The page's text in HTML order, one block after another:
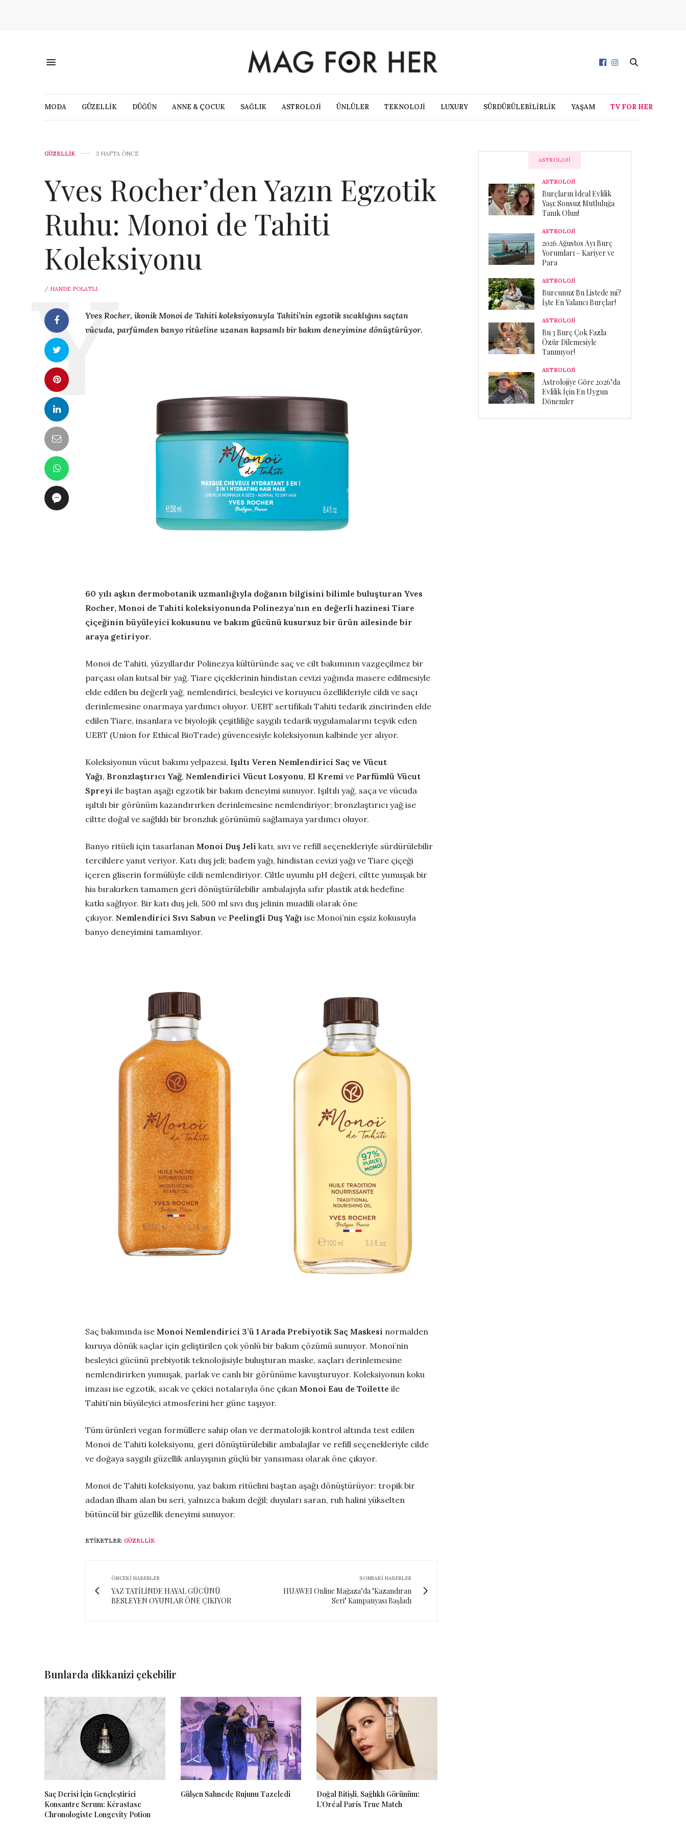
MODA GÜZELLİK DÜĞÜN ANNE & ÇOCUK SAĞLIK ASTROLOJİ ÜNLÜLER TEKNOLOJİ LUXURY SÜRDÜRÜLEBİLİRLİK YAŞAM TV FOR HER
GÜZELLİK 3 HAFTA ÖNCE
Yves Rocher’den Yazın Egzotik
Ruhu: Monoi de Tahiti
Koleksiyonu
/ HANDE POLATLI
Yves Rocher, ikonik Monoi de Tahiti koleksiyonuyla Tahiti’nin egzotik sıcaklığını saçtan
vücuda, parfümden banyo ritüeline uzanan kapsamlı bir bakım deneyimine dönüştürüyor.
60 yılı aşkın dermobotanik uzmanlığıyla doğanın bilgisini bilimle buluşturan Yves
Rocher, Monoi de Tahiti koleksiyonunda Polinezya’nın en değerli hazinesi Tiare
çiçeğinin büyüleyici kokusunu ve bakım gücünü kusursuz bir ürün ailesinde bir
araya getiriyor.
Monoi de Tahiti, yüzyıllardır Polinezya kültüründe saç ve cilt bakımının vazgeçilmez bir
parçası olan kutsal bir yağ. Tiare çiçeklerinin hindistan cevizi yağında masere edilmesiyle
elde edilen bu değerli yağ, nemlendirici, besleyici ve koruyucu özellikleriyle cildi ve saçı
derinlemesine onarmaya yardımcı oluyor. UEBT sertifikalı Tahiti tedarik zincirinden elde
edilen Tiare, insanlara ve biyolojik çeşitliliğe saygılı tedarik uygulamalarını teşvik eden
UEBT (Union for Ethical BioTrade) güvencesiyle koleksiyonun kalbinde yer alıyor.
Koleksiyonun vücut bakımı yelpazesi, Işıltı Veren Nemlendirici Saç ve Vücut
Yağı, Bronzlaştırıcı Yağ, Nemlendirici Vücut Losyonu, El Kremi ve Parfümlü Vücut
Spreyi ile baştan aşağı egzotik bir bakım deneyimi sunuyor. Işıltılı yağ, saça ve vücuda
ışıltılı bir görünüm kazandırırken derinlemesine nemlendiriyor; bronzlaştırıcı yağ ise
ciltte doğal ve sağlıklı bir bronzluk görünümü sağlamaya yardımcı oluyor.
Banyo ritüeli için tasarlanan Monoi Duş Jeli katı, sıvı ve refill seçenekleriyle sürdürülebilir
tercihlere yanıt veriyor. Katı duş jeli; badem yağı, hindistan cevizi yağı ve Tiare çiçeği
içeren gliserin formülüyle cildi nemlendiriyor. Ciltle uyumlu pH değeri, ciltte yumuşak bir
his bırakırken tamamen geri dönüştürülebilir ambalajıyla sıfır plastik atık hedefine
katkı sağlıyor. Bir katı duş jeli, 500 ml sıvı duş jelinin muadili olarak öne
çıkıyor. Nemlendirici Sıvı Sabun ve Peelingli Duş Yağı ise Monoi’nin eşsiz kokusuyla
banyo deneyimini tamamlıyor.
Saç bakımında ise Monoi Nemlendirici 3’ü 1 Arada Prebiyotik Saç Maskesi normalden
kuruya dönük saçlar için geliştirilen çok yönlü bir bakım çözümü sunuyor. Monoi’nin
besleyici gücünü prebiyotik teknolojisiyle buluşturan maske, saçları derinlemesine
nemlendirirken yumuşak, parlak ve canlı bir görünüme kavuşturuyor. Koleksiyonun koku
imzası ise egzotik, sıcak ve çekici notalarıyla öne çıkan Monoi Eau de Toilette ile
Tahiti’nin büyüleyici atmosferini her güne taşıyor.
Tüm ürünleri vegan formüllere sahip olan ve dermatolojik kontrol altında test edilen
Monoi de Tahiti koleksiyonu, geri dönüştürülebilir ambalajlar ve refill seçenekleriyle cilde
ve doğaya saygılı güzellik anlayışının güçlü bir yansıması olarak öne çıkıyor.
Monoi de Tahiti koleksiyonu, yaz bakım ritüelini baştan aşağı dönüştürüyor: tropik bir
adadan ilham alan bu seri, yalnızca bakım değil; duyuları saran, ruh halini yükselten
bütüncül bir güzellik deneyimi sunuyor.
ETIKETLER: GÜZELLIK
ÖNCEKI HABERLER
YAZ TATİLİNDE HAYAL GÜCÜNÜ
BESLEYEN OYUNLAR ÖNE ÇIKIYOR
SONRAKI HABERLER
HUAWEI Online Mağaza’da "Kazandıran
Seri" Kampanyası Başladı
Bunlarda dikkanizi çekebilir
Saç Derisi İçin Gençleştirici
Konsantre Serum: Kérastase
Chronologiste Longevity Potion
Gülşen Sahnede Rujunu Tazeledi
Doğal Bitişli, Sağlıklı Görünüm:
L’Oréal Paris True Match
ASTROLOJI
ASTROLOJİ
Burçların İdeal Evlilik
Yaşı: Sonsuz Mutluluğa
Tanık Olun!
ASTROLOJİ
2026 Ağustos Ayı Burç
Yorumları – Kariyer ve
Para
ASTROLOJİ
Burcunuz Bu Listede mi?
İşte En Yalancı Burçlar!
ASTROLOJİ
Bu 3 Burç Çok Fazla
Özür Dilemesiyle
Tanınıyor!
ASTROLOJİ
Astrolojiye Göre 2026’da
Evlilik İçin En Uygun
Dönemler